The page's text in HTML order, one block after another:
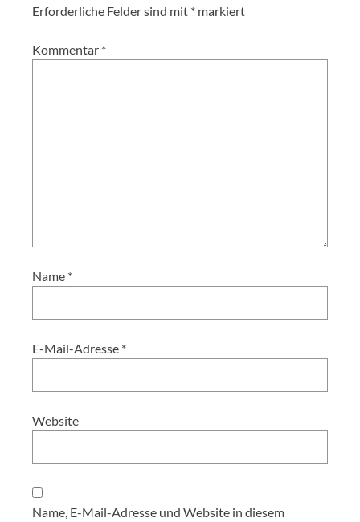
Erforderliche Felder sind mit * markiert
Kommentar *
Name *
E-Mail-Adresse *
Website
Name, E-Mail-Adresse und Website in diesem